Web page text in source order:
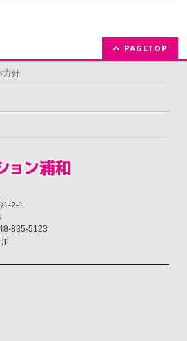
PAGETOP
方針
1-2-1
835-5123